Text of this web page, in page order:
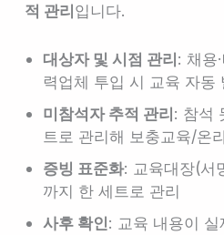
적 관리입니다.
대상자 및 시점 관리: 채용
력업체 투입 시 교육 자동
미참석자 추적 관리: 참석
트로 관리해 보충교육/온
증빙 표준화: 교육대장(서
까지 한 세트로 관리
사후 확인: 교육 내용이